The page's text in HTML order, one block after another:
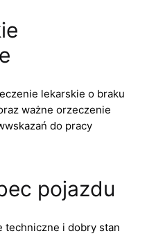
lekarskie o braku
ważne orzeczenie
do pracy
pojazdu
techniczne i dobry stan